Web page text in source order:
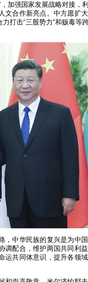
强国家发展战略对接，
合作新亮点。中方愿扩
打击“三股势力”和贩毒等
中华民族的复兴是为中
调配合，维护两国共同利
运共同体意识，提升各领